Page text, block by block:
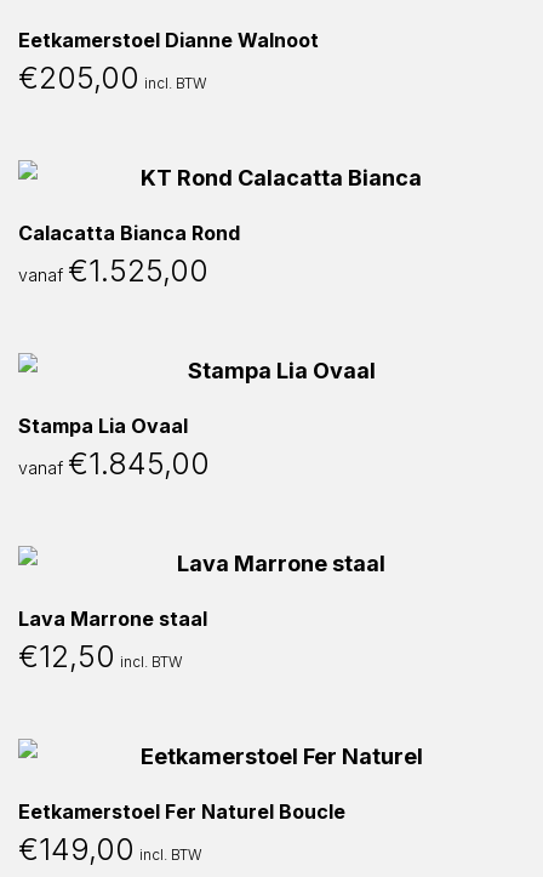
Eetkamerstoel Dianne Walnoot
€205,00 incl. BTW
Calacatta Bianca Rond
vanaf €1.525,00
Stampa Lia Ovaal
vanaf €1.845,00
Lava Marrone staal
€12,50 incl. BTW
Eetkamerstoel Fer Naturel Boucle
€149,00 incl. BTW